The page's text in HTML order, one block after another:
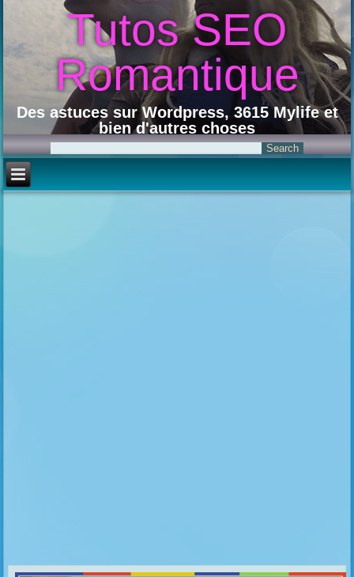
Tutos SEO
Romantique
Des astuces sur Wordpress, 3615 Mylife et
bien d'autres choses